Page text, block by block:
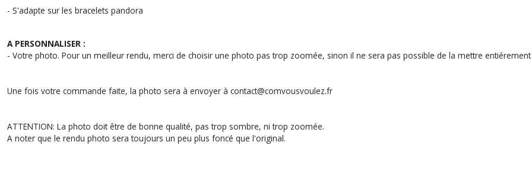
- S'adapte sur les bracelets pandora
A PERSONNALISER :
- Votre photo. Pour un meilleur rendu, merci de choisir une photo pas trop zoomée, sinon il ne sera pas possible de la mettre
Une fois votre commande faite, la photo sera à envoyer à contact@comvousvoulez.fr
ATTENTION: La photo doit être de bonne qualité, pas trop sombre, ni trop zoomée.
A noter que le rendu photo sera toujours un peu plus foncé que l'original.